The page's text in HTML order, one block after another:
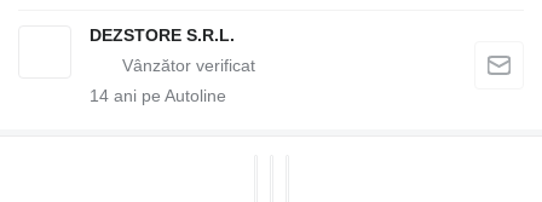
DEZSTORE S.R.L.
14 ani pe Autoline